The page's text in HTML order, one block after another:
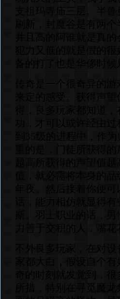
支祖玛寺庙三层。半
刷新，封魔谷是有两
并且高的阿谁就是真
犯力又低的就是假的
备的打了也是华侈时
传奇是一个很奇异的
来定的感受。获得声
得，良多玩家都知道
功，才可以或许经由
到35级的进程中，作
重的是，门徒所获得
越高所获得的声望值
值，就必需将本身的
年夜。然后接着你便
话，能力相仿就显得
斯。羽士职业的话，
力善于交积的人，嘴
不外良多玩家，在对
家都大白，假设自个
奇的时刻就发觉到，
所措，特别在寻觅魔